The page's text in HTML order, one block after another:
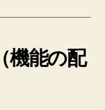
機能の配